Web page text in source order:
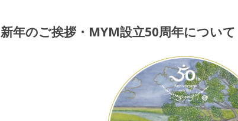
新年のご挨拶・MYM設立50周年について